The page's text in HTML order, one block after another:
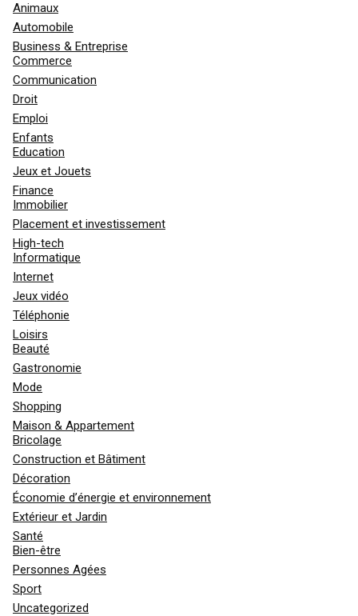
Animaux
Automobile
Business & Entreprise
Commerce
Communication
Droit
Emploi
Enfants
Education
Jeux et Jouets
Finance
Immobilier
Placement et investissement
High-tech
Informatique
Internet
Jeux vidéo
Téléphonie
Loisirs
Beauté
Gastronomie
Mode
Shopping
Maison & Appartement
Bricolage
Construction et Bâtiment
Décoration
Économie d’énergie et environnement
Extérieur et Jardin
Santé
Bien-être
Personnes Agées
Sport
Uncategorized